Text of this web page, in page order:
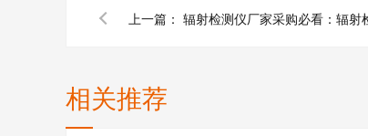
上一篇：
相关推荐